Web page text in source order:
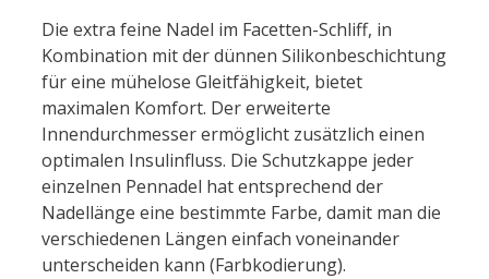
Die extra feine Nadel im Facetten-Schliff, in
Kombination mit der dünnen Silikonbeschichtung
für eine mühelose Gleitfähigkeit, bietet
maximalen Komfort. Der erweiterte
Innendurchmesser ermöglicht zusätzlich einen
optimalen Insulinfluss. Die Schutzkappe jeder
einzelnen Pennadel hat entsprechend der
Nadellänge eine bestimmte Farbe, damit man die
verschiedenen Längen einfach voneinander
unterscheiden kann (Farbkodierung).